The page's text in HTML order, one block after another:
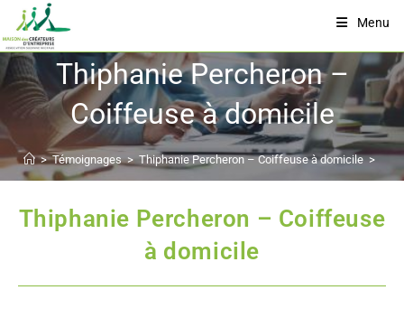
Menu
Thiphanie Percheron –
Coiffeuse à domicile
> Témoignages > Thiphanie Percheron – Coiffeuse à domicile >
Thiphanie Percheron – Coiffeuse
à domicile